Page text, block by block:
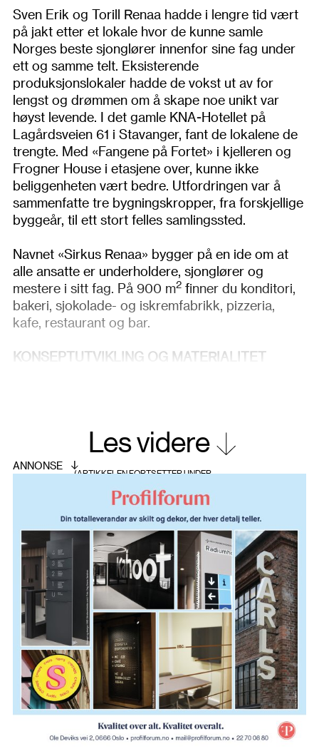
Sven Erik og Torill Renaa hadde i lengre tid vært
på jakt etter et lokale hvor de kunne samle
Norges beste sjonglører innenfor sine fag under
ett og samme telt. Eksisterende
produksjonslokaler hadde de vokst ut av for
lengst og drømmen om å skape noe unikt var
høyst levende. I det gamle KNA-Hotellet på
Lagårdsveien 61 i Stavanger, fant de lokalene de
trengte. Med «Fangene på Fortet» i kjelleren og
Frogner House i etasjene over, kunne ikke
beliggenheten vært bedre. Utfordringen var å
sammenfatte tre bygningskropper, fra forskjellige
byggeår, til ett stort felles samlingssted.
Navnet «Sirkus Renaa» bygger på en ide om at
alle ansatte er underholdere, sjonglører og
mestere i sitt fag. På 900 m2 finner du konditori,
bakeri, sjokolade- og iskremfabrikk, pizzeria,
kafe, restaurant og bar.
KONSEPTUTVIKLING OG MATERIALITET
utviklingen av konseptet. De valgte seg ut tre, lær
og stein som alle er materialer som kommuniserer
bestandighet. For å binde de forskjellige
bygningene sammen på best mulig måte, landet
de på at paletten burde være nøytral i
fellesområdene. Fint håndverk møter grov
materialitet. Restauranten og loungeområdet,
som i tillegg til lokalt besøkende skal serve
Frogner House’s gjester, har en dempet
fremtoning med innslag av fargerikt strøssel.
Subtil galskap.
SONER
Inngangspartiet er utformet som en italiensk
piazza hvor man kan nyte en gelato under
markisen på en varm sommerdag, se på folkelivet
eller ta et spinn på lykkehjulet
Produksjonslokalene er synlig for gjester og
Les videre